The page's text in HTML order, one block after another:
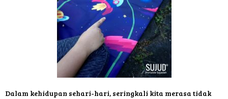
Dalam kehidupan sehari-hari, seringkali kita merasa tidak